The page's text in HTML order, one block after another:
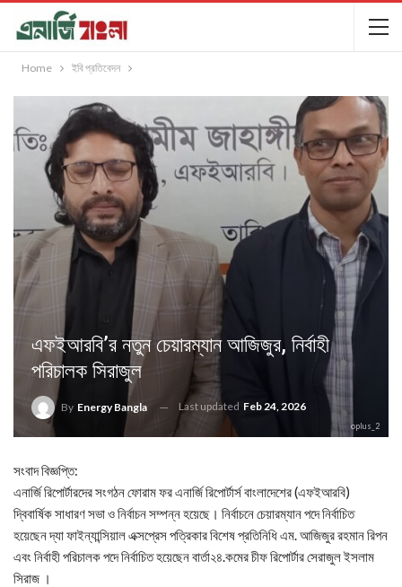
Home ইবি প্রতিবেদন
এফইআরবি’র নতুন চেয়ারম্যান আজিজুর, নির্বাহী
পরিচালক সিরাজুল
By Energy Bangla Last updated Feb 24, 2026
oplus_2
সংবাদ বিজ্ঞপ্তি:
এনার্জি রিপোর্টারদের সংগঠন ফোরাম ফর এনার্জি রিপোর্টার্স বাংলাদেশের (এফইআরবি)
দ্বিবার্ষিক সাধারণ সভা ও নির্বাচন সম্পন্ন হয়েছে। নির্বাচনে চেয়ারম্যান পদে নির্বাচিত
হয়েছেন দ্যা ফাইন্যান্সিয়াল এক্সপ্রেস পত্রিকার বিশেষ প্রতিনিধি এম. আজিজুর রহমান রিপন
এবং নির্বাহী পরিচালক পদে নির্বাচিত হয়েছেন বার্তা২৪.কমের চীফ রিপোর্টার সেরাজুল ইসলাম
সিরাজ ।